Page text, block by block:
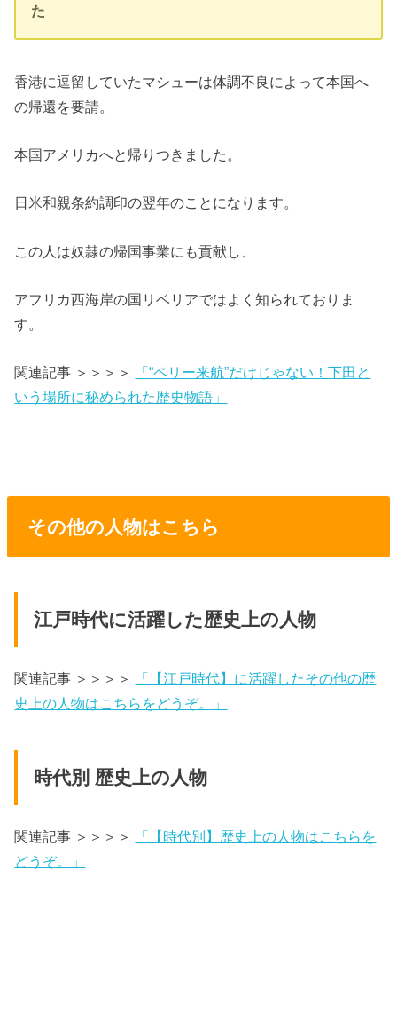
た
香港に逗留していたマシューは体調不良によって本国へ
の帰還を要請。
本国アメリカへと帰りつきました。
日米和親条約調印の翌年のことになります。
この人は奴隷の帰国事業にも貢献し、
アフリカ西海岸の国リベリアではよく知られておりま
す。
関連記事 ＞＞＞＞
「“ペリー来航”だけじゃない！下田と
いう場所に秘められた歴史物語」
その他の人物はこちら
江戸時代に活躍した歴史上の人物
関連記事 ＞＞＞＞
「【江戸時代】に活躍したその他の歴
史上の人物はこちらをどうぞ。」
時代別 歴史上の人物
関連記事 ＞＞＞＞
「【時代別】歴史上の人物はこちらを
どうぞ。」